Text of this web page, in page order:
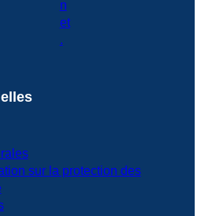
sur la protection des